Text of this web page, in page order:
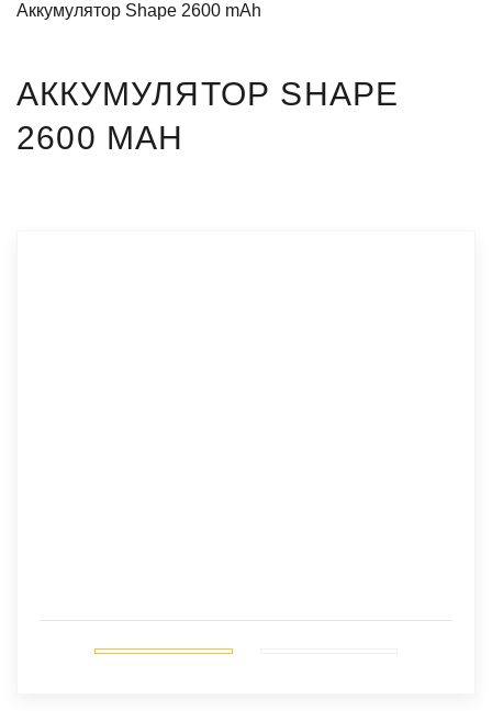
Аккумулятор Shape 2600 mAh
АККУМУЛЯТОР SHAPE
2600 MAH